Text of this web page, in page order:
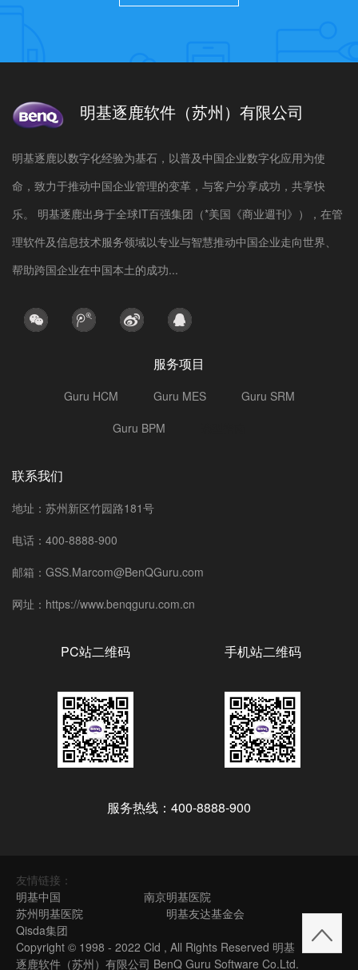
明基逐鹿软件（苏州）有限公司
明基逐鹿以数字化经验为基石，以普及中国企业数字化应用为使
命，致力于推动中国企业管理的变革，与客户分享成功，共享快
乐。 明基逐鹿出身于全球IT百强集团（*美国《商业週刊》），在管
理软件及信息技术服务领域以专业与智慧推动中国企业走向世界、
帮助跨国企业在中国本土的成功...
服务项目
Guru HCM Guru MES
Guru SRM
Guru BPM
联系我们
地址：苏州新区竹园路181号
电话：400-8888-900
邮箱：GSS.Marcom@BenQGuru.com
网址：https://www.benqguru.com.cn
PC站二维码 手机站二维码
服务热线：400-8888-900
友情链接：
明基中国
南京明基医院
苏州明基医院
明基友达基金会
Qisda集团
Copyright © 1998 - 2022 Cld , All Rights Reserved 明基
逐鹿软件（苏州）有限公司 BenQ Guru Software Co.Ltd.